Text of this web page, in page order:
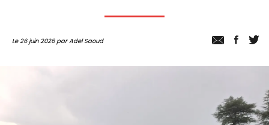
Le 26 juin 2026 par Adel Saoud